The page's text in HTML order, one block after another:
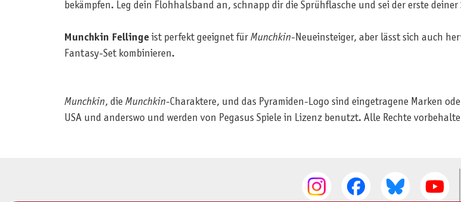
bekämpfen. Leg dein Flohhalsband an, schnapp dir die Sprühflasche und sei der erste deiner
Munchkin Fellingeist perfekt geeignet für Munchkin-Neueinsteiger, aber lässt sich auch
Fantasy-Set kombinieren.
Munchkin, die Munchkin-Charaktere, und das Pyramiden-Logo sind eingetragene Marken
USA und anderswo und werden von Pegasus Spiele in Lizenz benutzt. Alle Rechte